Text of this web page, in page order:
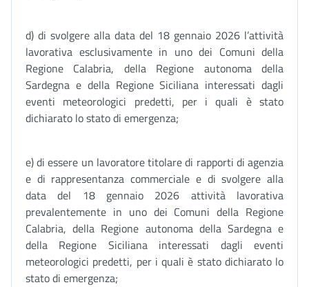
d) di svolgere alla data del 18 gennaio 2026 l’attività
lavorativa esclusivamente in uno dei Comuni della
Regione Calabria, della Regione autonoma della
Sardegna e della Regione Siciliana interessati dagli
eventi meteorologici predetti, per i quali è stato
dichiarato lo stato di emergenza;
e) di essere un lavoratore titolare di rapporti di agenzia
e di rappresentanza commerciale e di svolgere alla
data del 18 gennaio 2026 attività lavorativa
prevalentemente in uno dei Comuni della Regione
Calabria, della Regione autonoma della Sardegna e
della Regione Siciliana interessati dagli eventi
meteorologici predetti, per i quali è stato dichiarato lo
stato di emergenza;